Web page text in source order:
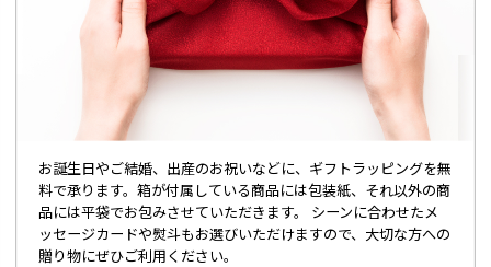
お誕生日やご結婚、出産のお祝いなどに、ギフトラッピングを無
料で承ります。箱が付属している商品には包装紙、それ以外の商
品には平袋でお包みさせていただきます。 シーンに合わせたメ
ッセージカードや熨斗もお選びいただけますので、大切な方への
贈り物にぜひご利用ください。